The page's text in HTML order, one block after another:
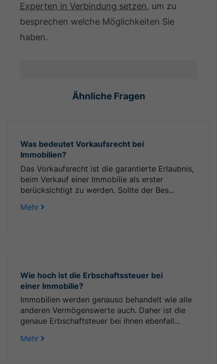
Experten in Verbindung setzen, um zu
besprechen welche Möglichkeiten Sie
haben.
Ähnliche Fragen
Was bedeutet Vorkaufsrecht bei
Immobilien?
Das Vorkaufsrecht ist die garantierte Erlaubnis,
beim Verkauf einer Immobilie als erster
berücksichtigt zu werden. Sollte der Bes...
Mehr
Wie hoch ist die Erbschaftssteuer bei
einer Immobilie?
Immobilien werden genauso behandelt wie alle
anderen Vermögenswerte auch. Daher ist die
genaue Erbschaftsteuer bei ihnen ebenfall...
Mehr